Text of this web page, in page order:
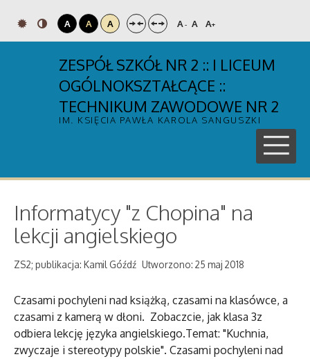
A A A A- A A+
ZESPÓŁ SZKÓŁ NR 2 :: I LICEUM
OGÓLNOKSZTAŁCĄCE ::
TECHNIKUM ZAWODOWE NR 2
IM. KSIĘCIA PAWŁA KAROLA SANGUSZKI
Informatycy "z Chopina" na
lekcji angielskiego
ZS2; publikacja: Kamil Góźdź Utworzono: 25 maj 2018
Czasami pochyleni nad książką, czasami na klasówce, a
czasami z kamerą w dłoni. Zobaczcie, jak klasa 3z
odbiera lekcję języka angielskiego.Temat: "Kuchnia,
zwyczaje i stereotypy polskie". Czasami pochyleni nad